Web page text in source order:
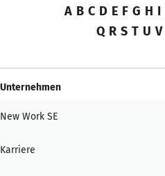
A B C D E F G H I
Q R S T U V
Unternehmen
New Work SE
Karriere